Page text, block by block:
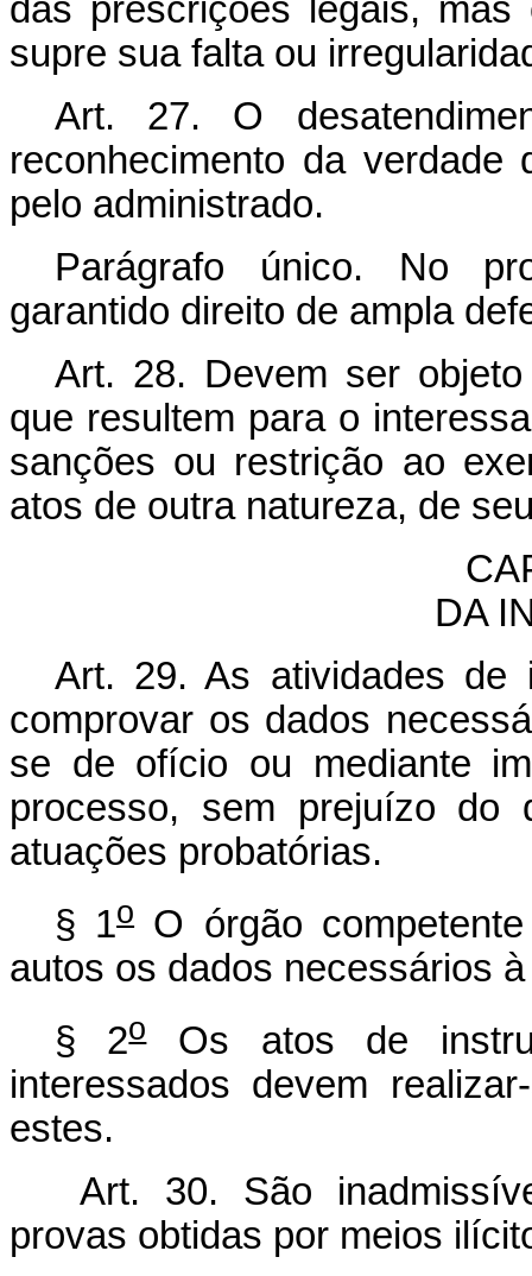
das prescrições legais, mas
supre sua falta ou
Art. 27. O
reconhecimento da
pelo administrado.
Parágrafo único. No
garantido direito de ampla
Art. 28. Devem ser
que resultem para o
sanções ou restrição ao
atos de outra natureza, de
DA
Art. 29. As atividades de
comprovar os dados
se de ofício ou mediante
processo, sem prejuízo do
atuações probatórias.
§ 1oO órgão
autos os dados necessários
§ 2oOs atos de
interessados devem
estes.
Art. 30. São
provas obtidas por meios